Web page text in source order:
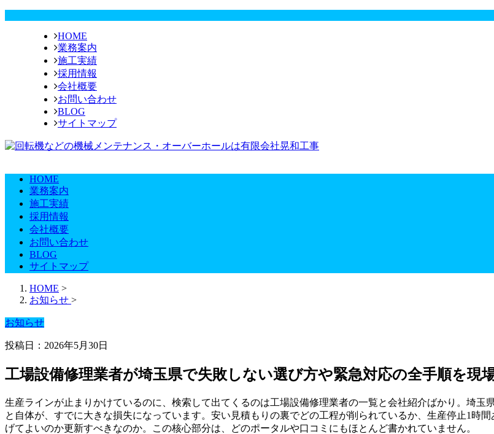
HOME
業務案内
施工実績
採用情報
会社概要
お問い合わせ
BLOG
サイトマップ
HOME
業務案内
施工実績
採用情報
会社概要
お問い合わせ
BLOG
サイトマップ
HOME >
お知らせ >
お知らせ
投稿日：2026年5月30日
工場設備修理業者が埼玉県で失敗しない選び方や緊急対応の全手順を現
生産ラインが止まりかけているのに、検索して出てくるのは工場設備修理業者の一覧と会社紹介ばかり。埼
と自体が、すでに大きな損失になっています。安い見積もりの裏でどの工程が削られているか、生産停止1時
げてよいのか更新すべきなのか。この核心部分は、どのポータルや口コミにもほとんど書かれていません。